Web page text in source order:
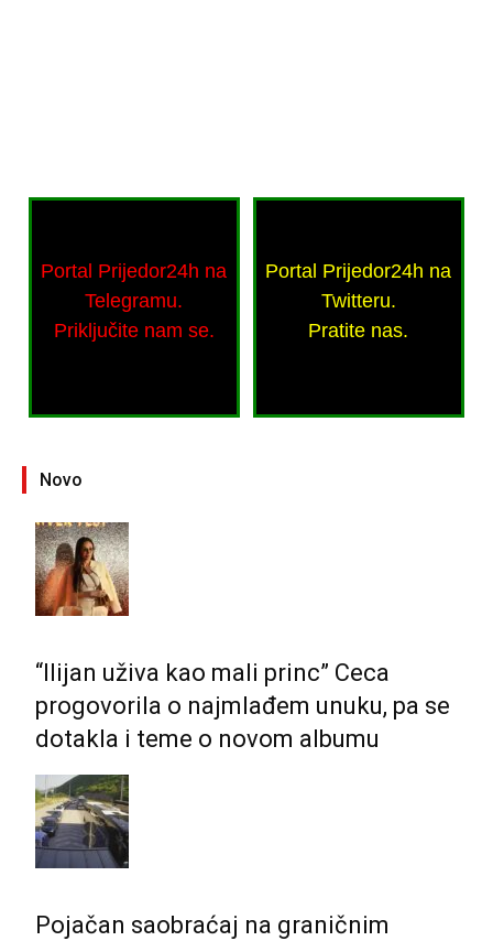
Portal Prijedor24h na
Telegramu.
Priključite nam se.
Portal Prijedor24h na
Twitteru.
Pratite nas.
Novo
“Ilijan uživa kao mali princ” Ceca
progovorila o najmlađem unuku, pa se
dotakla i teme o novom albumu
Pojačan saobraćaj na graničnim